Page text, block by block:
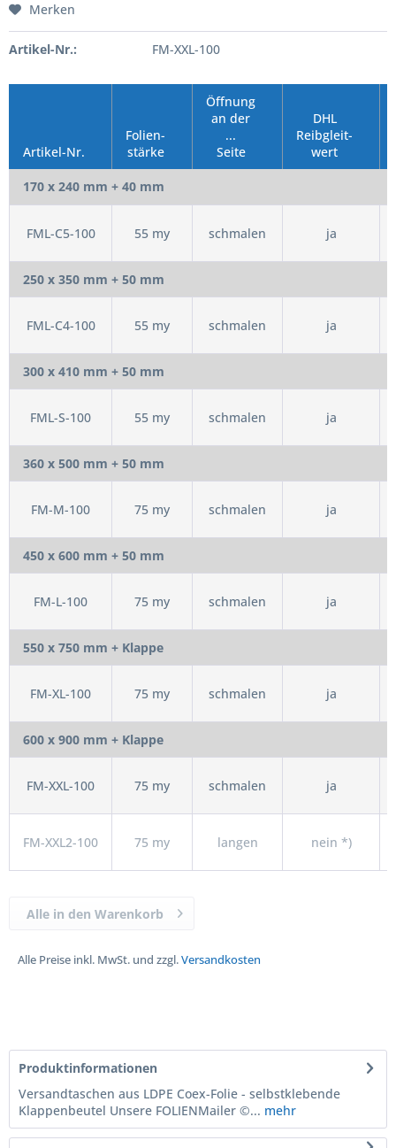
Merken
Artikel-Nr.: FM-XXL-100
Artikel-Nr.
Folien-
stärke
Öffnung
an der
...
Seite
DHL
Reibgleit-
wert
170 x 240 mm + 40 mm
FML-C5-100 55 my schmalen ja
250 x 350 mm + 50 mm
FML-C4-100 55 my schmalen ja
300 x 410 mm + 50 mm
FML-S-100 55 my schmalen ja
360 x 500 mm + 50 mm
FM-M-100 75 my schmalen ja
450 x 600 mm + 50 mm
FM-L-100 75 my schmalen ja
550 x 750 mm + Klappe
FM-XL-100 75 my schmalen ja
600 x 900 mm + Klappe
FM-XXL-100 75 my schmalen ja
FM-XXL2-100 75 my langen nein *)
Alle Preise inkl. MwSt. und zzgl.Versandkosten
Alle in den Warenkorb
Produktinformationen
Versandtaschen aus LDPE Coex-Folie - selbstklebende
Klappenbeutel Unsere FOLIENMailer ©... mehr